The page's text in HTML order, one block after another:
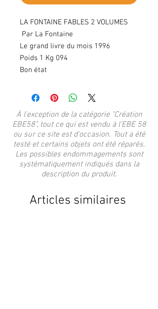
LA FONTAINE FABLES 2 VOLUMES
Par La Fontaine
Le grand livre du mois 1996
Poids 1 Kg 094
Bon état
À l'exception de la catégorie "Création
EBE58", tout ce qui est vendu à l'EBE 58
ou sur ce site est d'occasion. Tout a été
testé et certains objets ont été réparés.
Les possibles endommagements sont
systématiquement indiqués dans la
description du produit.
Articles similaires